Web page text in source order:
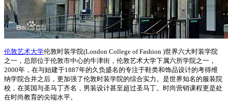
伦敦艺术大学伦敦时装学院(London College of Fashion )世界六大时装学院
之一，总部位于伦敦市中心的牛津街，伦敦艺术大学下属六所学院之一，
2000年，在与始建于1887年的久负盛名的专注于鞋类和饰品设计的考得维
纳学院合并之后，更加强了伦敦时装学院的综合实力。是世界知名的服装院
校，在英国与圣马丁齐名，男装设计甚至超过圣马丁。时尚营销课程更是处
在时尚教育的尖端水平。